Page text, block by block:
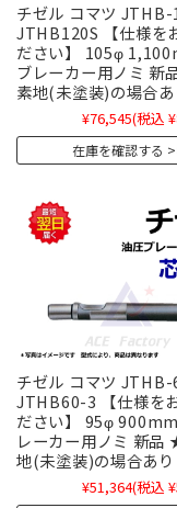
チゼル コマツ
JTHB120S 【仕様を
ださい】 105φ
ブレーカー用ノミ 新
素地(未塗装)の場合あ
¥76,545(税込
在庫を確認する
チゼル コマツ
JTHB60-3 【仕様を
ださい】 95φ
レーカー用ノミ 新品
地(未塗装)の場合あり
¥51,364(税込